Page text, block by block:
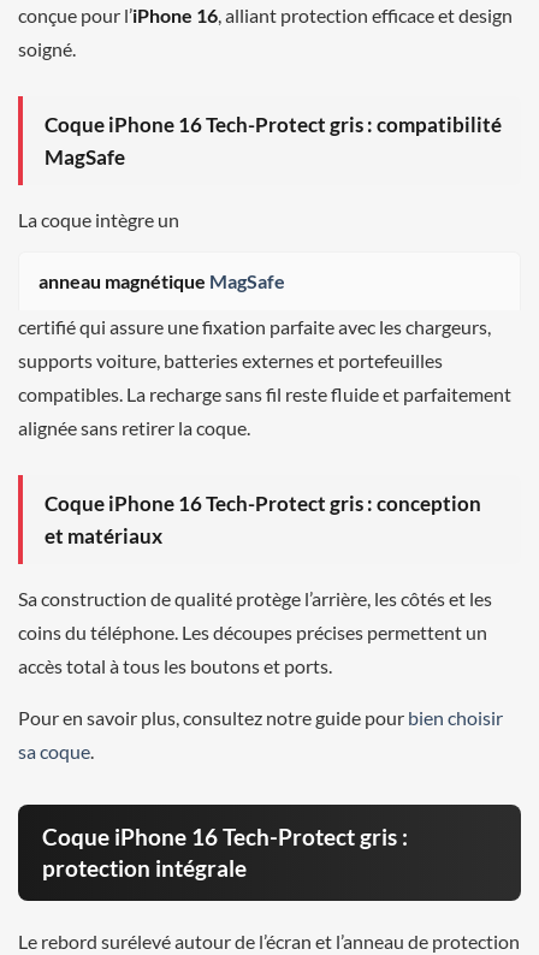
conçue pour l’iPhone 16, alliant protection efficace et design
soigné.
Coque iPhone 16 Tech-Protect gris : compatibilité
MagSafe
La coque intègre un
anneau magnétique MagSafe
certifié qui assure une fixation parfaite avec les chargeurs,
supports voiture, batteries externes et portefeuilles
compatibles. La recharge sans fil reste fluide et parfaitement
alignée sans retirer la coque.
Coque iPhone 16 Tech-Protect gris : conception
et matériaux
Sa construction de qualité protège l’arrière, les côtés et les
coins du téléphone. Les découpes précises permettent un
accès total à tous les boutons et ports.
Pour en savoir plus, consultez notre guide pour bien choisir
sa coque.
Coque iPhone 16 Tech-Protect gris :
protection intégrale
Le rebord surélevé autour de l’écran et l’anneau de protection